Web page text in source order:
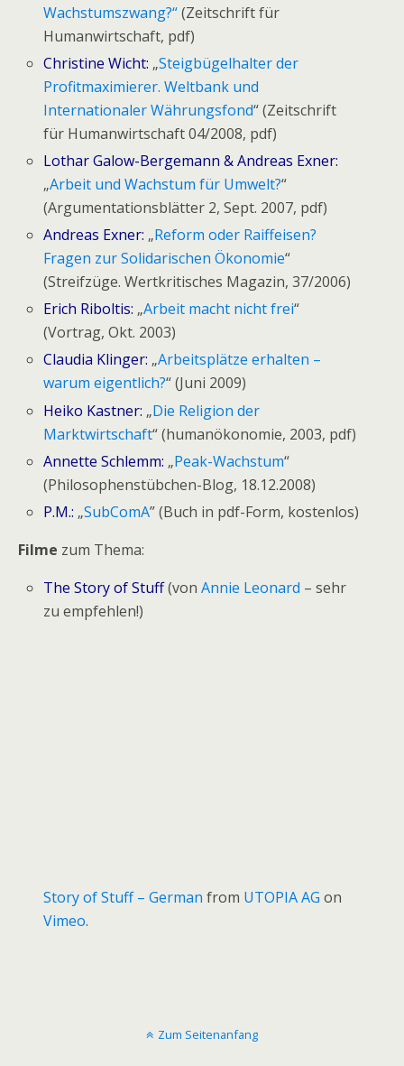
Wachstumszwang?“(Zeitschrift für
Humanwirtschaft, pdf)
Christine Wicht: „Steigbügelhalter der
Profitmaximierer. Weltbank und
Internationaler Währungsfond“ (Zeitschrift
für Humanwirtschaft 04/2008, pdf)
Lothar Galow-Bergemann & Andreas Exner:
„Arbeit und Wachstum für Umwelt?“
(Argumentationsblätter 2, Sept. 2007, pdf)
Andreas Exner: „Reform oder Raiffeisen?
Fragen zur Solidarischen Ökonomie“
(Streifzüge. Wertkritisches Magazin, 37/2006)
Erich Riboltis: „Arbeit macht nicht frei“
(Vortrag, Okt. 2003)
Claudia Klinger: „Arbeitsplätze erhalten –
warum eigentlich?“ (Juni 2009)
Heiko Kastner: „Die Religion der
Marktwirtschaft“ (humanökonomie, 2003, pdf)
Annette Schlemm: „Peak-Wachstum“
(Philosophenstübchen-Blog, 18.12.2008)
P.M.: „SubComA” (Buch in pdf-Form, kostenlos)
Filme zum Thema:
The Story of Stuff(vonAnnie Leonard – sehr
zu empfehlen!)
Story of Stuff – German from UTOPIA AG on
Vimeo.
Zum Seitenanfang